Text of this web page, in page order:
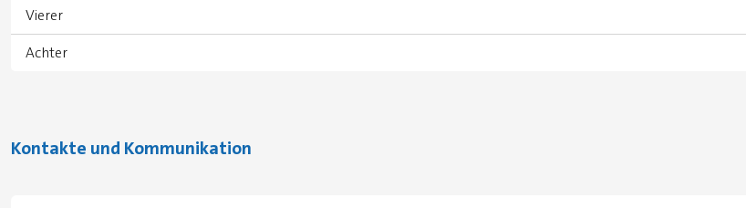
Vierer
Achter
Kontakte und Kommunikation